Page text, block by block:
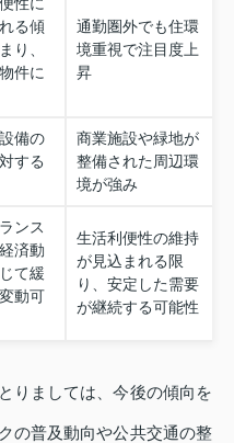
る傾
り、
件に
通勤圏外でも住環
境重視で注目度上
昇
備の
する
商業施設や緑地が
整備された周辺環
境が強み
ンス
済動
て緩
動可
生活利便性の維持
が見込まれる限
り、安定した需要
が継続する可能性
りましては、今後の傾向を
の普及動向や公共交通の整